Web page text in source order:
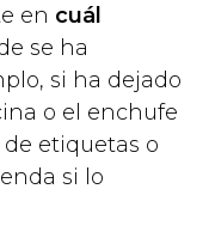
en cuál
se ha
si ha dejado
o el enchufe
etiquetas o
si lo